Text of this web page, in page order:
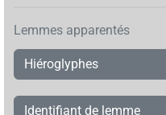
Lemmes apparentés
Hiéroglyphes
Identifiant de lemme